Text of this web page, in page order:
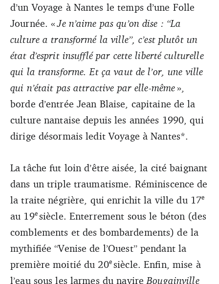
d’un Voyage à Nantes le temps d’une Folle
Journée. «Je n’aime pas qu’on dise : “La
culture a transformé la ville”, c’est plutôt un
état d’esprit insufflé par cette liberté culturelle
qui la transforme. Et ça vaut de l’or, une ville
qui n’était pas attractive par elle-même »,
borde d’entrée Jean Blaise, capitaine de la
culture nantaise depuis les années 1990, qui
dirige désormais ledit Voyage à Nantes*.
La tâche fut loin d’être aisée, la cité baignant
dans un triple traumatisme. Réminiscence de
la traite négrière, qui enrichit la ville du 17e
au 19esiècle. Enterrement sous le béton (des
comblements et des bombardements) de la
mythifiée “Venise de l’Ouest” pendant la
première moitié du 20esiècle. Enfin, mise à
l’eau sous les larmes du navire Bougainville